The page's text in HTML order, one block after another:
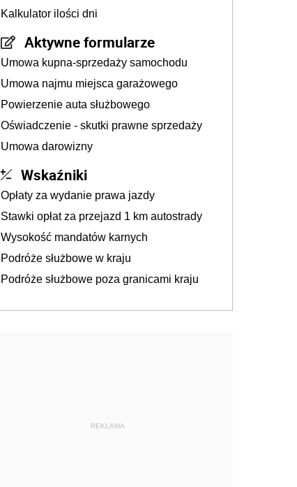
Kalkulator ilości dni
Aktywne formularze
Umowa kupna-sprzedaży samochodu
Umowa najmu miejsca garażowego
Powierzenie auta służbowego
Oświadczenie - skutki prawne sprzedaży
Umowa darowizny
Wskaźniki
Opłaty za wydanie prawa jazdy
Stawki opłat za przejazd 1 km autostrady
Wysokość mandatów karnych
Podróże służbowe w kraju
Podróże służbowe poza granicami kraju
REKLAMA